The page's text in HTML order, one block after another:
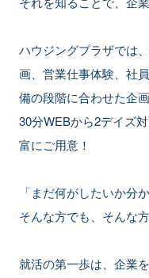
ハウジングプラザでは
画、営業仕事体験、社
備の段階に合わせた企
30分WEBから2デイズ
富にご用意！
「まだ何がしたいか分
そんな方でも、そんな
就活の第一歩は、企業